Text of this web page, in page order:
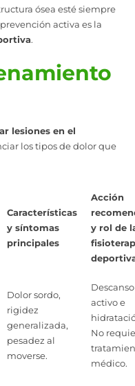
ósea esté siempre
activa es la
.
lesiones en el
los tipos de dolor que
Características
y síntomas
principales
Acción
y rol de
Dolor sordo,
rigidez
generalizada,
pesadez al
moverse.
Descanso
activo e
No
médico.